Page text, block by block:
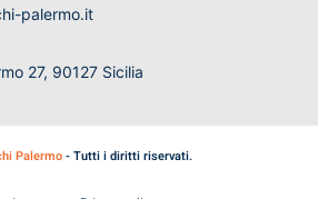
palermo.it
27, 90127 Sicilia
Palermo- Tutti i diritti riservati.